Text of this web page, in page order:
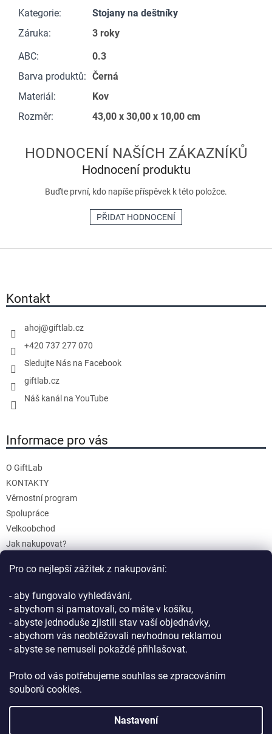
Pro co nejlepší zážitek z nakupování:
- aby fungovalo vyhledávání,
- abychom si pamatovali, co máte v košíku,
- abyste jednoduše zjistili stav vaší objednávky,
- abychom vás neobtěžovali nevhodnou reklamou
- abyste se nemuseli pokaždé přihlašovat.
Proto od vás potřebujeme souhlas se zpracováním
souborů cookies.
Nastavení
Kategorie:
Stojany na deštníky
Záruka:
3 roky
ABC:
0.3
Barva produktů: Černá
Materiál:
Kov
Rozměr: 43,00 x 30,00 x 10,00 cm
Hodnocení produktu
Buďte první, kdo napíše příspěvek k této položce.
PŘIDAT HODNOCENÍ
Kontakt
ahoj@giftlab.cz
+420 737 277 070
Sledujte Nás na Facebook
giftlab.cz
Náš kanál na YouTube
Informace pro vás
O GiftLab
KONTAKTY
Věrnostní program
Spolupráce
Velkoobchod
Jak nakupovat?
Reklamace a Vrácení
Podmínky ochrany osobních údajů